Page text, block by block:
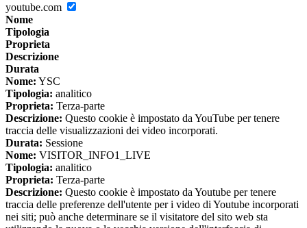
youtube.com
Nome
Tipologia
Proprieta
Descrizione
Durata
Nome: YSC
Tipologia: analitico
Proprieta: Terza-parte
Descrizione: Questo cookie è impostato da YouTube per tenere
traccia delle visualizzazioni dei video incorporati.
Durata: Sessione
Nome: VISITOR_INFO1_LIVE
Tipologia: analitico
Proprieta: Terza-parte
Descrizione: Questo cookie è impostato da Youtube per tenere
traccia delle preferenze dell'utente per i video di Youtube incorporati
nei siti; può anche determinare se il visitatore del sito web sta